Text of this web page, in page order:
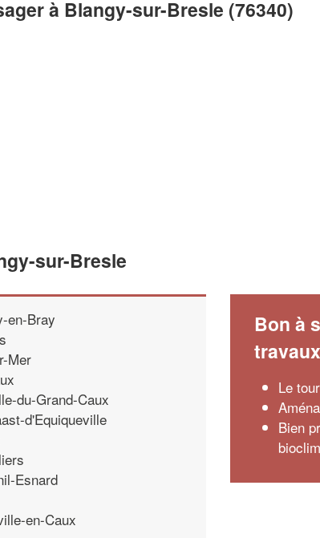
à Blangy-sur-Bresle (76340)
sur-Bresle
en-Bray
Mer
du-Grand-Caux
d'Equiqueville
Esnard
en-Caux
Bon à
travaux
Le
Bien